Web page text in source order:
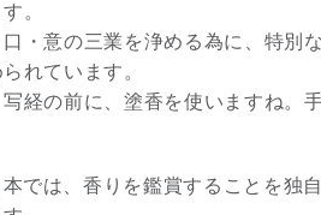
。
・意の三業を浄める為に、特別
れています。
経の前に、塗香を使いますね。
本では、香りを鑑賞することを独